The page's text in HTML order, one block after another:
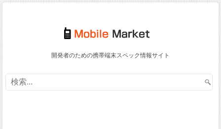
開発者のための携帯端末スペック情報サイト